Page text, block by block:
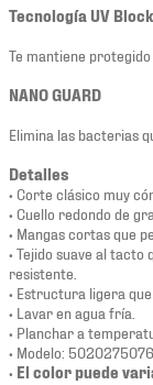
Tecnología UV Block
Te mantiene
NANO GUARD
Elimina las bacterias
Detalles
• Corte clásico muy
• Cuello redondo de
• Mangas cortas que
• Tejido suave al tacto
resistente.
• Estructura ligera
• Lavar en agua fría.
• Planchar a
• Modelo: 5020275076.
• El color puede